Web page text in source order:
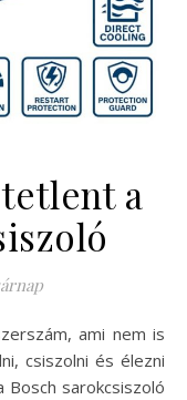
a
csiszolni és élezni
Bosch sarokcsiszoló